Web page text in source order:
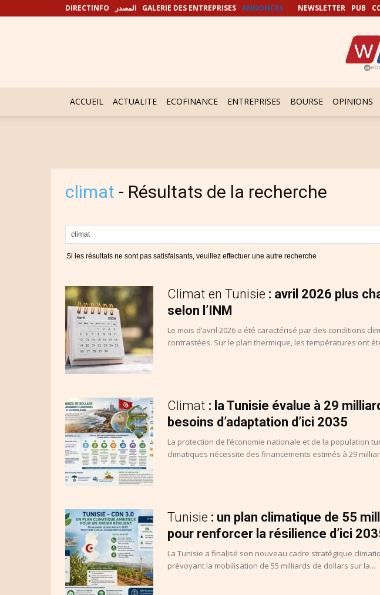
DIRECTINFO المصدر GALERIE DES ENTREPRISES ANNONCES NEWSLETTER PUB
ACCUEIL ACTUALITE ECOFINANCE ENTREPRISES BOURSE OPINIONS
climat - Résultats de la recherche
Si les résultats ne sont pas satisfaisants, veuillez effectuer une autre recherche
Climat en Tunisie : avril 2026 plus
selon l’INM
Le mois d’avril 2026 a été caractérisé par des conditions
contrastées. Sur le plan thermique, les températures ont
Climat : la Tunisie évalue à 29
besoins d’adaptation d’ici 2035
La protection de l’économie nationale et de la population
climatiques nécessite des financements estimés à 29
Tunisie : un plan climatique de 55
pour renforcer la résilience d’ici
La Tunisie a finalisé son nouveau cadre stratégique
prévoyant la mobilisation de 55 milliards de dollars sur la...